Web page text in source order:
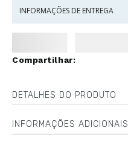
INFORMAÇÕES DE ENTREGA
DETALHES DO PRODUTO
INFORMAÇÕES ADICIONAIS